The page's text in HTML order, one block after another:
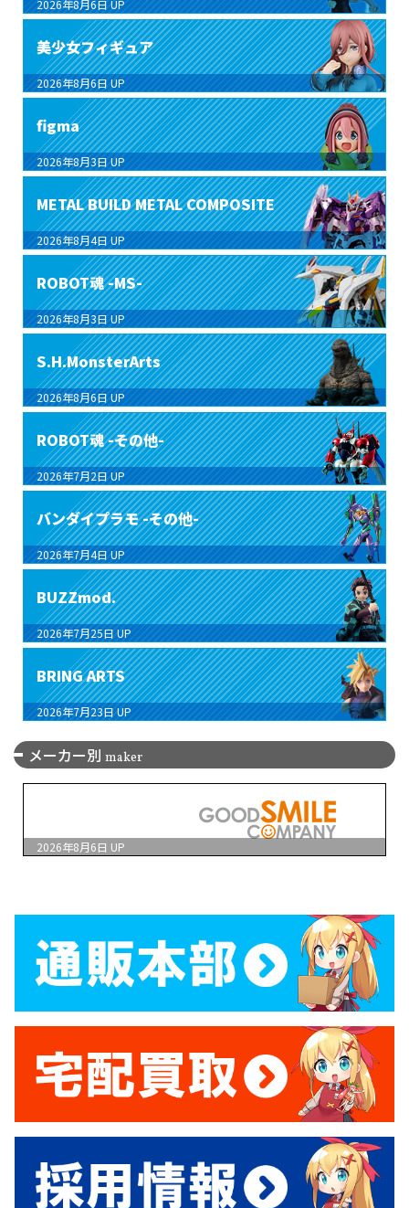
2026年8月6日 UP
美少女フィギュア
2026年8月6日 UP
figma
2026年8月3日 UP
METAL BUILD METAL COMPOSITE
2026年8月4日 UP
ROBOT魂 -MS-
2026年8月3日 UP
S.H.MonsterArts
2026年8月6日 UP
ROBOT魂 -その他-
2026年7月2日 UP
バンダイプラモ -その他-
2026年7月4日 UP
BUZZmod.
2026年7月25日 UP
BRING ARTS
2026年7月23日 UP
メーカー別 maker
2026年8月6日 UP